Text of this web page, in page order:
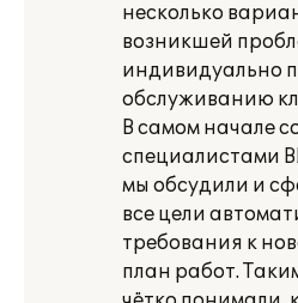
несколько
возникшей
индивидуально
обслуживанию
В самом начале
специалистами
мы обсудили и
все цели
требования к
план работ.